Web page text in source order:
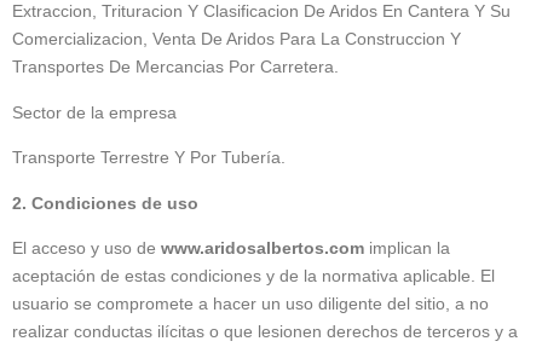
Extraccion, Trituracion Y Clasificacion De Aridos En Cantera Y Su
Comercializacion, Venta De Aridos Para La Construccion Y
Transportes De Mercancias Por Carretera.
Sector de la empresa
Transporte Terrestre Y Por Tubería.
2. Condiciones de uso
El acceso y uso de www.aridosalbertos.com implican la
aceptación de estas condiciones y de la normativa aplicable. El
usuario se compromete a hacer un uso diligente del sitio, a no
realizar conductas ilícitas o que lesionen derechos de terceros y a